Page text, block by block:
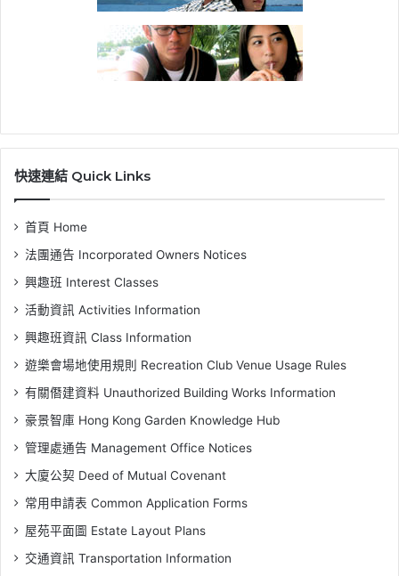
快速連結 Quick Links
首頁 Home
法團通告 Incorporated Owners Notices
興趣班 Interest Classes
活動資訊 Activities Information
興趣班資訊 Class Information
遊樂會場地使用規則 Recreation Club Venue Usage Rules
有關僭建資料 Unauthorized Building Works Information
豪景智庫 Hong Kong Garden Knowledge Hub
管理處通告 Management Office Notices
大廈公契 Deed of Mutual Covenant
常用申請表 Common Application Forms
屋苑平面圖 Estate Layout Plans
交通資訊 Transportation Information